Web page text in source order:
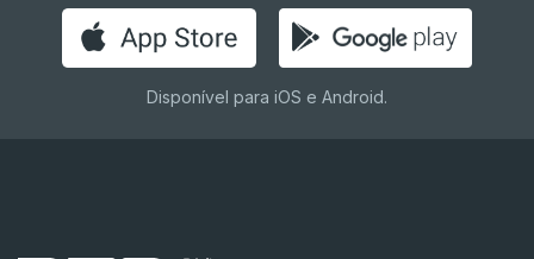
Disponível para iOS e Android.